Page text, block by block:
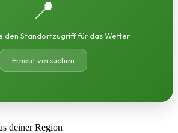
📍
den Standortzugriff für das Wetter.
Erneut versuchen
deiner Region